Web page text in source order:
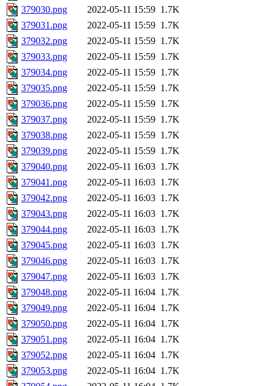
379030.png
2022-05-11 15:59 1.7K
379031.png
2022-05-11 15:59 1.7K
379032.png
2022-05-11 15:59 1.7K
379033.png
2022-05-11 15:59 1.7K
379034.png
2022-05-11 15:59 1.7K
379035.png
2022-05-11 15:59 1.7K
379036.png
2022-05-11 15:59 1.7K
379037.png
2022-05-11 15:59 1.7K
379038.png
2022-05-11 15:59 1.7K
379039.png
2022-05-11 15:59 1.7K
379040.png
2022-05-11 16:03 1.7K
379041.png
2022-05-11 16:03 1.7K
379042.png
2022-05-11 16:03 1.7K
379043.png
2022-05-11 16:03 1.7K
379044.png
2022-05-11 16:03 1.7K
379045.png
2022-05-11 16:03 1.7K
379046.png
2022-05-11 16:03 1.7K
379047.png
2022-05-11 16:03 1.7K
379048.png
2022-05-11 16:04 1.7K
379049.png
2022-05-11 16:04 1.7K
379050.png
2022-05-11 16:04 1.7K
379051.png
2022-05-11 16:04 1.7K
379052.png
2022-05-11 16:04 1.7K
379053.png
2022-05-11 16:04 1.7K